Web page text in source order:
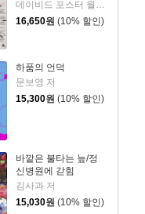
16,650원 (10% 할인)
하품의 언덕
문보영 저
15,300원 (10% 할인)
바깥은 불타는 늪/정
신병원에 갇힘
김사과 저
15,030원 (10% 할인)